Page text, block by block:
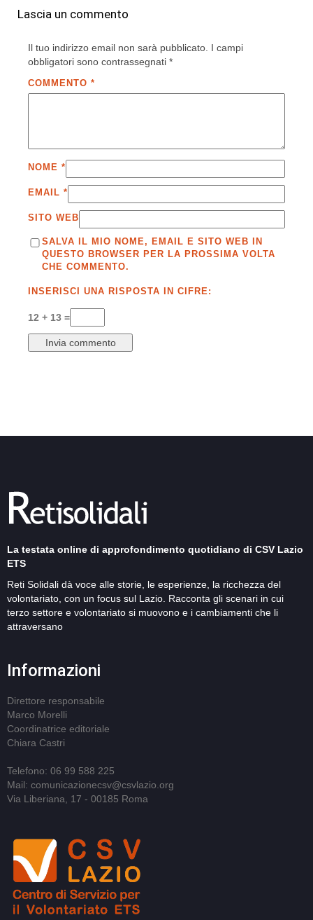
Lascia un commento
Il tuo indirizzo email non sarà pubblicato. I campi
obbligatori sono contrassegnati *
COMMENTO *
NOME *
EMAIL *
SITO WEB
SALVA IL MIO NOME, EMAIL E SITO WEB IN
QUESTO BROWSER PER LA PROSSIMA VOLTA
CHE COMMENTO.
INSERISCI UNA RISPOSTA IN CIFRE:
12 + 13 =
La testata online di approfondimento quotidiano di CSV Lazio
ETS
Reti Solidali dà voce alle storie, le esperienze, la ricchezza del
volontariato, con un focus sul Lazio. Racconta gli scenari in cui
terzo settore e volontariato si muovono e i cambiamenti che li
attraversano
Informazioni
Direttore responsabile
Marco Morelli
Coordinatrice editoriale
Chiara Castri
Telefono: 06 99 588 225
Mail: comunicazionecsv@csvlazio.org
Via Liberiana, 17 - 00185 Roma